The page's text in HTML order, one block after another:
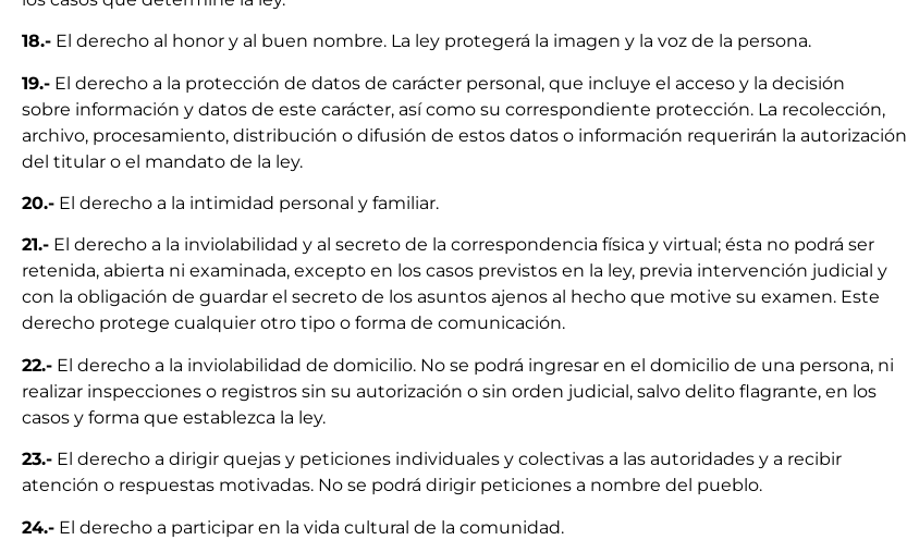
18.- El derecho al honor y al buen nombre. La ley protegerá la imagen y la voz de la persona.
19.- El derecho a la protección de datos de carácter personal, que incluye el acceso y la decisión
sobre información y datos de este carácter, así como su correspondiente protección. La recolección,
archivo, procesamiento, distribución o difusión de estos datos o información requerirán la autorización
del titular o el mandato de la ley.
20.- El derecho a la intimidad personal y familiar.
21.- El derecho a la inviolabilidad y al secreto de la correspondencia física y virtual; ésta no podrá ser
retenida, abierta ni examinada, excepto en los casos previstos en la ley, previa intervención judicial y
con la obligación de guardar el secreto de los asuntos ajenos al hecho que motive su examen. Este
derecho protege cualquier otro tipo o forma de comunicación.
22.- El derecho a la inviolabilidad de domicilio. No se podrá ingresar en el domicilio de una persona, ni
realizar inspecciones o registros sin su autorización o sin orden judicial, salvo delito flagrante, en los
casos y forma que establezca la ley.
23.- El derecho a dirigir quejas y peticiones individuales y colectivas a las autoridades y a recibir
atención o respuestas motivadas. No se podrá dirigir peticiones a nombre del pueblo.
24.- El derecho a participar en la vida cultural de la comunidad.